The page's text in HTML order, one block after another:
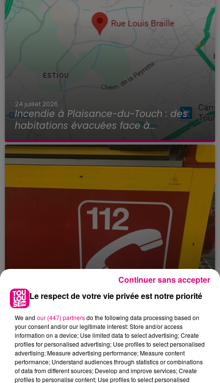
24 juillet 2026
Incendie à Plaisance-du-Touch : des
habitations évacuées face à...
23 juillet 2026
Violent incendie au nord de Toulouse
Le respect de votre vie privée est notre priorité
We and our (447) partnersdo the following data processing based on
your consent and/or our legitimate interest: Store and/or access
information on a device; Use limited data to select advertising; Create
profiles for personalised advertising; Use profiles to select personalised
advertising; Measure advertising performance; Measure content
performance; Understand audiences through statistics or combinations
of data from different sources; Develop and improve services; Create
profiles to personalise content; Use profiles to select personalised
Continuer sans accepter